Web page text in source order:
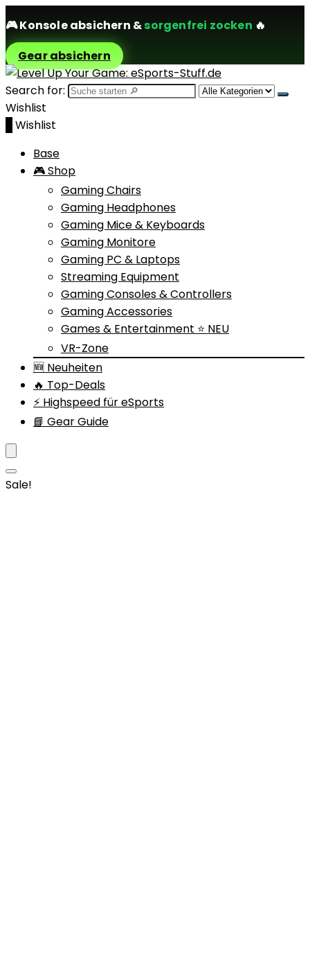
🎮Konsole absichern &sorgenfrei zocken 🔥
Gear absichern
Search for:
Wishlist
Wishlist
Base
🎮 Shop
Gaming Chairs
Gaming Headphones
Gaming Mice & Keyboards
Gaming Monitore
Gaming PC & Laptops
Streaming Equipment
Gaming Consoles & Controllers
Gaming Accessories
Games & Entertainment ⭐ NEU
VR-Zone
🆕 Neuheiten
🔥 Top-Deals
⚡ Highspeed für eSports
📘 Gear Guide
Sale!